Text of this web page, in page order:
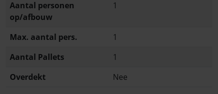
Aantal personen
op/afbouw
1
Max. aantal pers.
1
Aantal Pallets
1
Overdekt
Nee